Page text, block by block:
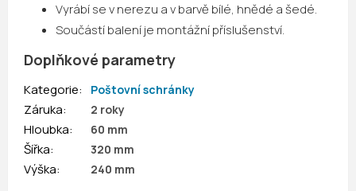
Vyrábí se v nerezu a v barvě bílé, hnědé a šedé.
Součástí balení je montážní příslušenství.
Doplňkové parametry
Kategorie: Poštovní schránky
Záruka: 2 roky
Hloubka: 60 mm
Šířka: 320 mm
Výška: 240 mm